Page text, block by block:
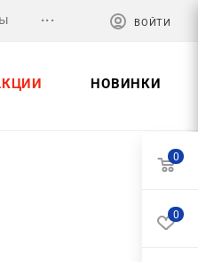
... ВОЙТИ
НОВИНКИ
0
0